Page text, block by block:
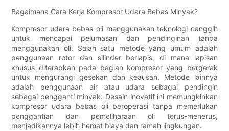
Bagaimana Cara Kerja Kompresor Udara Bebas Minyak?
Kompresor udara bebas oli menggunakan teknologi canggih
untuk mencapai pelumasan dan pendinginan tanpa
menggunakan oli. Salah satu metode yang umum adalah
penggunaan rotor dan silinder berlapis, di mana lapisan
khusus diterapkan pada bagian kompresor yang bergerak
untuk mengurangi gesekan dan keausan. Metode lainnya
adalah penggunaan air atau udara sebagai pendingin
sebagai pengganti minyak. Desain inovatif ini memungkinkan
kompresor udara bebas oli beroperasi tanpa memerlukan
penggantian dan pemeliharaan oli terus-menerus,
menjadikannya lebih hemat biaya dan ramah lingkungan.